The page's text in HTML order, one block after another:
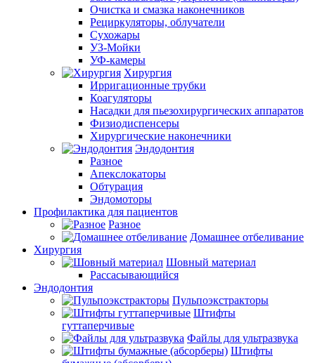
Очистка и смазка наконечников
Рециркуляторы, облучатели
Сухожары
УЗ-Мойки
УФ-камеры
Хирургия
Ирригационные трубки
Коагуляторы
Насадки для пьезохирургических аппаратов
Физиодиспенсеры
Хирургические наконечники
Эндодонтия
Разное
Апекслокаторы
Обтурация
Эндомоторы
Профилактика для пациентов
Разное
Домашнее отбеливание
Хирургия
Шовный материал
Рассасывающийся
Эндодонтия
Пульпоэкстракторы
Штифты
гуттаперчивые
Файлы для ультразвука
Штифты